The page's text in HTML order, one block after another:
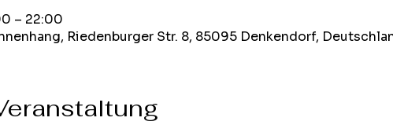
– 22:00
Riedenburger Str. 8, 85095 Denkendorf,